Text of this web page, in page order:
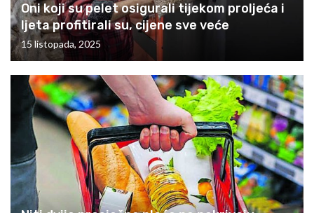
Oni koji su pelet osigurali tijekom proljeća i
ljeta profitirali su, cijene sve veće
15 listopada, 2025